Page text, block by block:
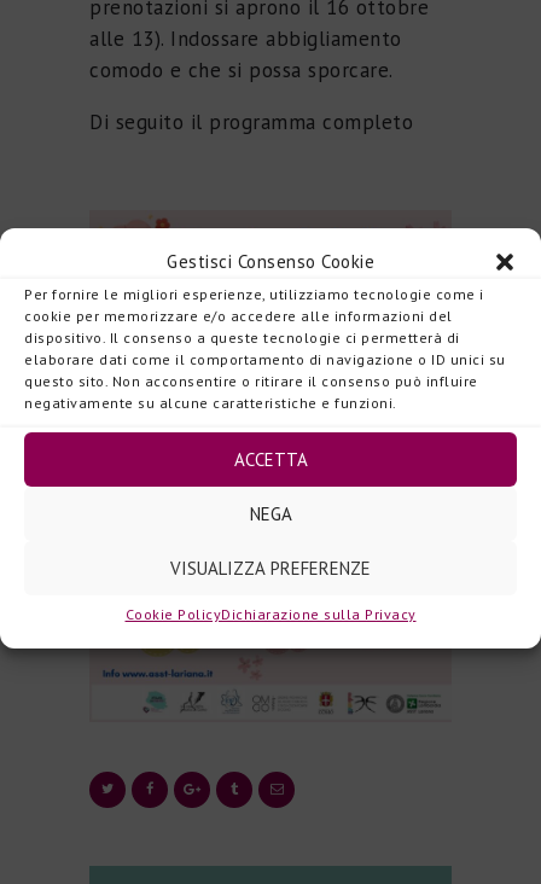
Gestisci Consenso Cookie
Per fornire le migliori esperienze, utilizziamo tecnologie come i
cookie per memorizzare e/o accedere alle informazioni del
dispositivo. Il consenso a queste tecnologie ci permetterà di
elaborare dati come il comportamento di navigazione o ID unici su
questo sito. Non acconsentire o ritirare il consenso può influire
negativamente su alcune caratteristiche e funzioni.
ACCETTA
NEGA
VISUALIZZA PREFERENZE
Cookie PolicyDichiarazione sulla Privacy
prenotazioni si aprono il 16 ottobre
alle 13). Indossare abbigliamento
comodo e che si possa sporcare.
Di seguito il programma completo